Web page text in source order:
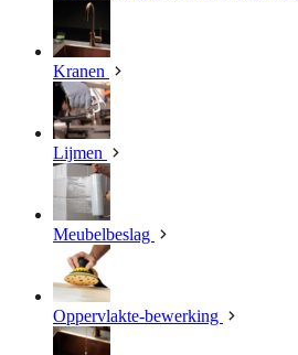
Kranen
Lijmen
Meubelbeslag
Oppervlakte-bewerking